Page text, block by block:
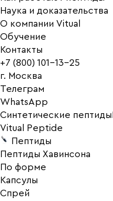
Наука и доказательства
О компании Vitual
Обучение
Контакты
+7 (800) 101-13-25
г. Москва
Телеграм
WhatsApp
Синтетические пептиды
Vitual Peptide
Пептиды
Пептиды Хавинсона
По форме
Капсулы
Спрей